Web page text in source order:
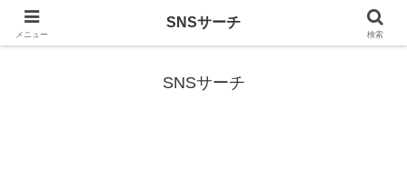
SNS (ソーシャルネットワークサービス)に関する情報
SNSサーチ
メニュー
SNSサーチ
検索